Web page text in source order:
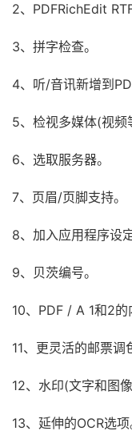
2、PDFRichEdit
3、拼字检查。
4、听/音讯新增到
5、检视多媒体(视
6、选取服务器。
7、页眉/页脚支持
8、加入应用程序
9、贝茨编号。
10、PDF / A 1和2
11、更灵活的邮票
12、水印(文字和
13、延伸的OCR